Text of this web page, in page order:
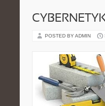
POSTED BY ADMIN